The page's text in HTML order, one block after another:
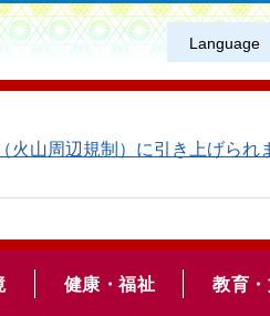
Language
火山周辺規制）に引き上げられ
健康・福祉 教育